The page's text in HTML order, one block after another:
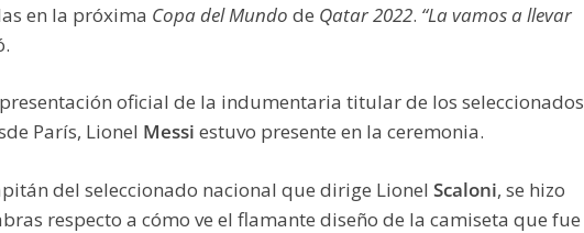
en la próxima Copa del Mundo de Qatar 2022. “La vamos a llevar
oficial de la indumentaria titular de los seleccionados
París, Lionel Messi estuvo presente en la ceremonia.
del seleccionado nacional que dirige Lionel Scaloni, se hizo
respecto a cómo ve el flamante diseño de la camiseta que fue